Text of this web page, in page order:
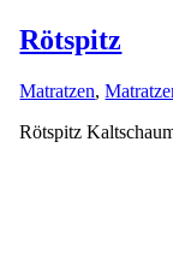
Rötspitz
Matratzen,
Rötspitz